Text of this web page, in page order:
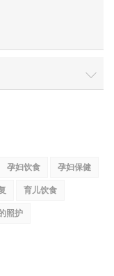
孕妇饮食
孕妇保健
育儿饮食
照护